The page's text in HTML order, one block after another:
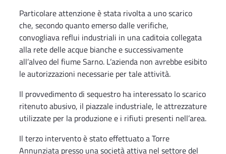
Particolare attenzione è stata rivolta a uno scarico
che, secondo quanto emerso dalle verifiche,
convogliava reflui industriali in una caditoia collegata
alla rete delle acque bianche e successivamente
all’alveo del fiume Sarno. L’azienda non avrebbe esibito
le autorizzazioni necessarie per tale attività.
Il provvedimento di sequestro ha interessato lo scarico
ritenuto abusivo, il piazzale industriale, le attrezzature
utilizzate per la produzione e i rifiuti presenti nell’area.
Il terzo intervento è stato effettuato a Torre
Annunziata presso una società attiva nel settore del